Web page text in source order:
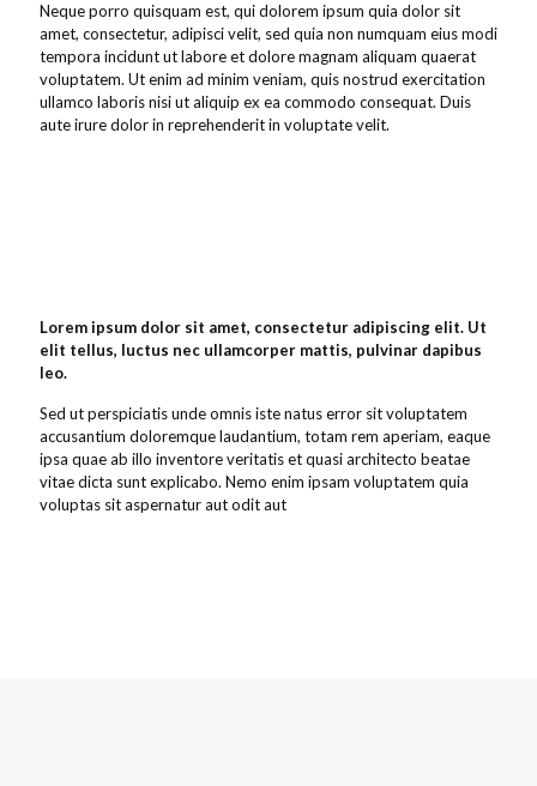
Neque porro quisquam est, qui dolorem ipsum quia dolor sit
amet, consectetur, adipisci velit, sed quia non numquam eius modi
tempora incidunt ut labore et dolore magnam aliquam quaerat
voluptatem. Ut enim ad minim veniam, quis nostrud exercitation
ullamco laboris nisi ut aliquip ex ea commodo consequat. Duis
aute irure dolor in reprehenderit in voluptate velit.
Lorem ipsum dolor sit amet, consectetur adipiscing elit. Ut
elit tellus, luctus nec ullamcorper mattis, pulvinar dapibus
leo.
Sed ut perspiciatis unde omnis iste natus error sit voluptatem
accusantium doloremque laudantium, totam rem aperiam, eaque
ipsa quae ab illo inventore veritatis et quasi architecto beatae
vitae dicta sunt explicabo. Nemo enim ipsam voluptatem quia
voluptas sit aspernatur aut odit aut